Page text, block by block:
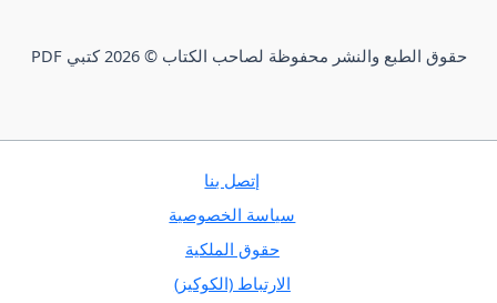
حقوق الطبع والنشر محفوظة لصاحب الكتاب © 2026 كتبي PDF
إتصل بنا
سياسة الخصوصية
حقوق الملكية
الارتباط (الكوكيز)